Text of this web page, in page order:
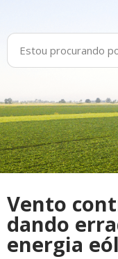
Vento
dando
energia